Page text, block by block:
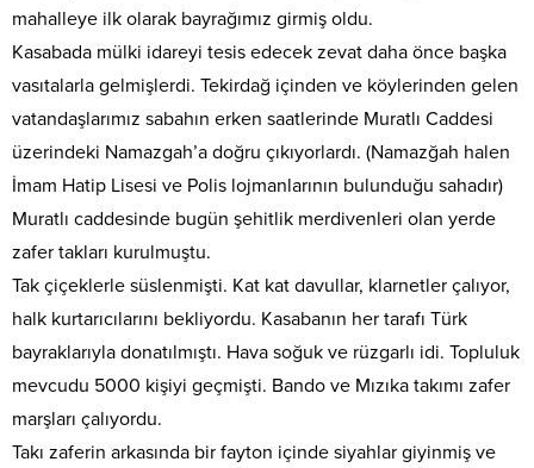
mahalleye ilk olarak bayrağımız girmiş oldu.
Kasabada mülki idareyi tesis edecek zevat daha önce başka
vasıtalarla gelmişlerdi. Tekirdağ içinden ve köylerinden gelen
vatandaşlarımız sabahın erken saatlerinde Muratlı Caddesi
üzerindeki Namazgah’a doğru çıkıyorlardı. (Namazğah halen
İmam Hatip Lisesi ve Polis lojmanlarının bulunduğu sahadır)
Muratlı caddesinde bugün şehitlik merdivenleri olan yerde
zafer takları kurulmuştu.
Tak çiçeklerle süslenmişti. Kat kat davullar, klarnetler çalıyor,
halk kurtarıcılarını bekliyordu. Kasabanın her tarafı Türk
bayraklarıyla donatılmıştı. Hava soğuk ve rüzgarlı idi. Topluluk
mevcudu 5000 kişiyi geçmişti. Bando ve Mızıka takımı zafer
marşları çalıyordu.
Takı zaferin arkasında bir fayton içinde siyahlar giyinmiş ve